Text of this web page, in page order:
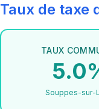
Taux de taxe
TAUX
Souppes-sur-